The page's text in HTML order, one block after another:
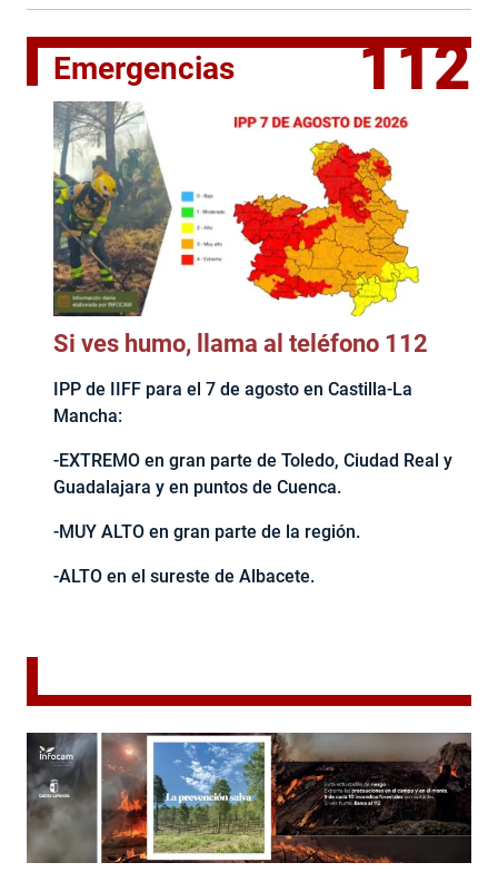
Emergencias 112
Si ves humo, llama al teléfono 112
IPP de IIFF para el 7 de agosto en Castilla-La
Mancha:
-EXTREMO en gran parte de Toledo, Ciudad Real y
Guadalajara y en puntos de Cuenca.
-MUY ALTO en gran parte de la región.
-ALTO en el sureste de Albacete.